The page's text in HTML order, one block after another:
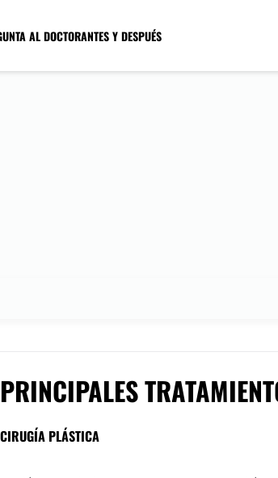
AL DOCTORANTES Y DESPUÉS
PRINCIPALES
CIRUGÍA PLÁSTICA